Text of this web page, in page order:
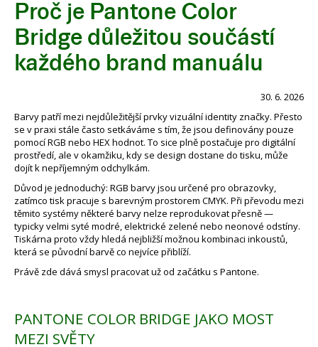
Proč je Pantone Color
Bridge důležitou součástí
každého brand manuálu
30. 6. 2026
Barvy patří mezi nejdůležitější prvky vizuální identity značky. Přesto
se v praxi stále často setkáváme s tím, že jsou definovány pouze
pomocí RGB nebo HEX hodnot. To sice plně postačuje pro digitální
prostředí, ale v okamžiku, kdy se design dostane do tisku, může
dojít k nepříjemným odchylkám.
Důvod je jednoduchý: RGB barvy jsou určené pro obrazovky,
zatímco tisk pracuje s barevným prostorem CMYK. Při převodu mezi
těmito systémy některé barvy nelze reprodukovat přesně —
typicky velmi syté modré, elektrické zelené nebo neonové odstíny.
Tiskárna proto vždy hledá nejbližší možnou kombinaci inkoustů,
která se původní barvě co nejvíce přiblíží.
Právě zde dává smysl pracovat už od začátku s Pantone.
PANTONE COLOR BRIDGE JAKO MOST
MEZI SVĚTY